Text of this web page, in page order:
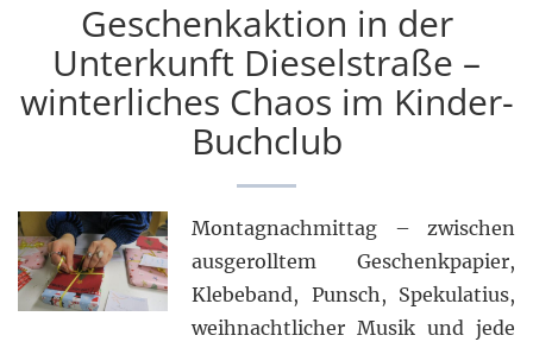
Geschenkaktion in der
Unterkunft Dieselstraße –
winterliches Chaos im Kinder-
Buchclub
Montagnachmittag – zwischen
ausgerolltem Geschenkpapier,
Klebeband, Punsch, Spekulatius,
weihnachtlicher Musik und jede